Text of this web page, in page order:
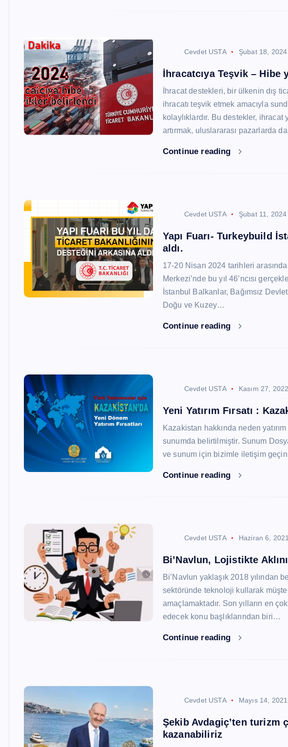
Cevdet USTA Şubat 18, 2024
İhracatcıya Teşvik – Hibe
İhracat destekleri, bir ülkenin dış
ihracatı teşvik etmek amacıyla
kolaylıklardır. Bu destekler,
artırmak, uluslararası pazarlarda
Continue reading
Cevdet USTA Şubat 11, 2024
Yapı Fuarı- Turkeybuild
aldı.
17-20 Nisan 2024 tarihleri
Merkezi’nde bu yıl 46’ncısı
İstanbul Balkanlar, Bağımsız
Doğu ve Kuzey…
Continue reading
Cevdet USTA Kasım 27, 2022
Yeni Yatırım Fırsatı :
Kazakistan hakkında neden
sunumda belirtilmiştir. Sunum
ve sunum için bizimle iletişim
Continue reading
Cevdet USTA Haziran 6, 2021
Bi’Navlun, Lojistikte
Bi’Navlun yaklaşık 2018 yılından
sektöründe teknoloji kullarak
amaçlamaktadır. Son yılların en
edecek konu başlıklarından biri…
Continue reading
Cevdet USTA Mayıs 14, 2021
Şekib Avdagiç’ten turizm
kazanabiliriz